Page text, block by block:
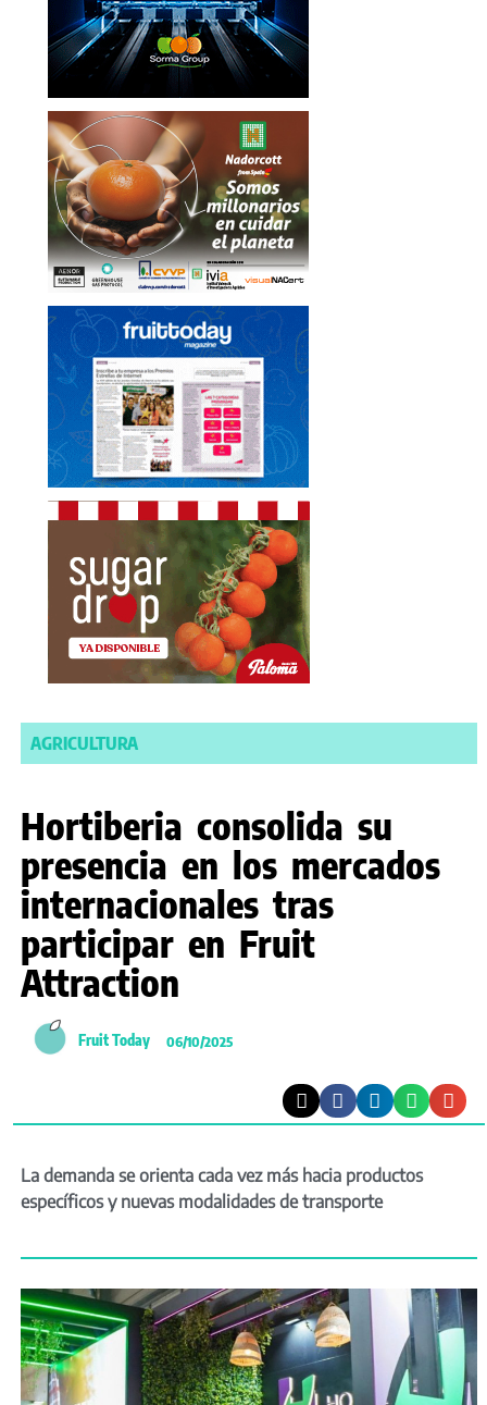
AGRICULTURA
Hortiberia consolida su
presencia en los mercados
internacionales tras
participar en Fruit
Attraction
Fruit Today 06/10/2025
La demanda se orienta cada vez más hacia productos
específicos y nuevas modalidades de transporte